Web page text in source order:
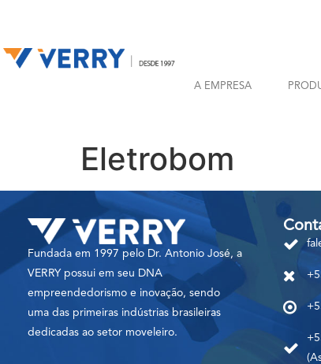
A EMPRESA
Eletrobom
Fundada em 1997 pelo Dr. Antonio José, a
VERRY possui em seu DNA
empreendedorismo e inovação, sendo
uma das primeiras indústrias brasileiras
dedicadas ao setor moveleiro.